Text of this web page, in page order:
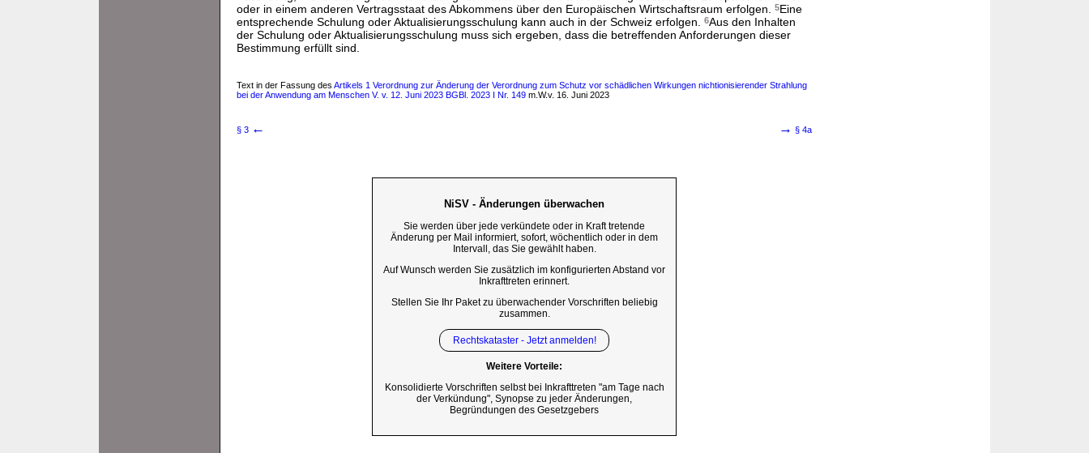
oder in einem anderen Vertragsstaat des Abkommens über den Europäischen Wirtschaftsraum erfolgen.
5Eine
entsprechende Schulung oder Aktualisierungsschulung kann auch in der Schweiz erfolgen.
6Aus den Inhalten
der Schulung oder Aktualisierungsschulung muss sich ergeben, dass die betreffenden Anforderungen dieser
Bestimmung erfüllt sind.
Text in der Fassung des Artikels 1 Verordnung zur Änderung der Verordnung zum Schutz vor schädlichen Wirkungen nichtionisierender Strahlung
bei der Anwendung am Menschen V. v. 12. Juni 2023 BGBl. 2023 I Nr. 149 m.W.v. 16. Juni 2023
§ 3 ← → § 4a
NiSV - Änderungen überwachen
Sie werden über jede verkündete oder in Kraft tretende
Änderung per Mail informiert, sofort, wöchentlich oder in dem
Intervall, das Sie gewählt haben.
Auf Wunsch werden Sie zusätzlich im konfigurierten Abstand vor
Inkrafttreten erinnert.
Stellen Sie Ihr Paket zu überwachender Vorschriften beliebig
zusammen.
Rechtskataster - Jetzt anmelden!
Weitere Vorteile:
Konsolidierte Vorschriften selbst bei Inkrafttreten "am Tage nach
der Verkündung", Synopse zu jeder Änderungen,
Begründungen des Gesetzgebers